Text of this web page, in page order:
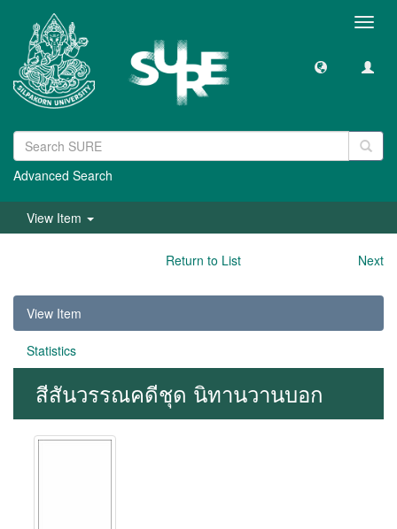
Advanced Search
View Item
Return to List Next
View Item
Statistics
สีสันวรรณคดีชุด นิทานวานบอก